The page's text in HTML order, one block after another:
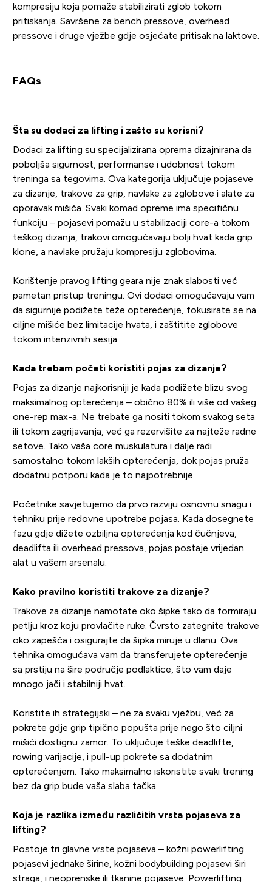
kompresiju koja pomaže stabilizirati zglob tokom
pritiskanja. Savršene za bench pressove, overhead
pressove i druge vježbe gdje osjećate pritisak na laktove.
FAQs
Šta su dodaci za lifting i zašto su korisni?
Dodaci za lifting su specijalizirana oprema dizajnirana da
poboljša sigurnost, performanse i udobnost tokom
treninga sa tegovima. Ova kategorija uključuje pojaseve
za dizanje, trakove za grip, navlake za zglobove i alate za
oporavak mišića. Svaki komad opreme ima specifičnu
funkciju – pojasevi pomažu u stabilizaciji core-a tokom
teškog dizanja, trakovi omogućavaju bolji hvat kada grip
klone, a navlake pružaju kompresiju zglobovima.
Korištenje pravog lifting geara nije znak slabosti već
pametan pristup treningu. Ovi dodaci omogućavaju vam
da sigurnije podižete teže opterećenje, fokusirate se na
ciljne mišiće bez limitacije hvata, i zaštitite zglobove
tokom intenzivnih sesija.
Kada trebam početi koristiti pojas za dizanje?
Pojas za dizanje najkorisniji je kada podižete blizu svog
maksimalnog opterećenja – obično 80% ili više od vašeg
one-rep max-a. Ne trebate ga nositi tokom svakog seta
ili tokom zagrijavanja, već ga rezervišite za najteže radne
setove. Tako vaša core muskulatura i dalje radi
samostalno tokom lakših opterećenja, dok pojas pruža
dodatnu potporu kada je to najpotrebnije.
Početnike savjetujemo da prvo razviju osnovnu snagu i
tehniku prije redovne upotrebe pojasa. Kada dosegnete
fazu gdje dižete ozbiljna opterećenja kod čučnjeva,
deadlifta ili overhead pressova, pojas postaje vrijedan
alat u vašem arsenalu.
Kako pravilno koristiti trakove za dizanje?
Trakove za dizanje namotate oko šipke tako da formiraju
petlju kroz koju provlačite ruke. Čvrsto zategnite trakove
oko zapešća i osigurajte da šipka miruje u dlanu. Ova
tehnika omogućava vam da transferujete opterećenje
sa prstiju na šire područje podlaktice, što vam daje
mnogo jači i stabilniji hvat.
Koristite ih strategijski – ne za svaku vježbu, već za
pokrete gdje grip tipično popušta prije nego što ciljni
mišići dostignu zamor. To uključuje teške deadlifte,
rowing varijacije, i pull-up pokrete sa dodatnim
opterećenjem. Tako maksimalno iskoristite svaki trening
bez da grip bude vaša slaba tačka.
Koja je razlika između različitih vrsta pojaseva za
lifting?
Postoje tri glavne vrste pojaseva – kožni powerlifting
pojasevi jednake širine, kožni bodybuilding pojasevi širi
straga, i neoprenske ili tkanine pojaseve. Powerlifting